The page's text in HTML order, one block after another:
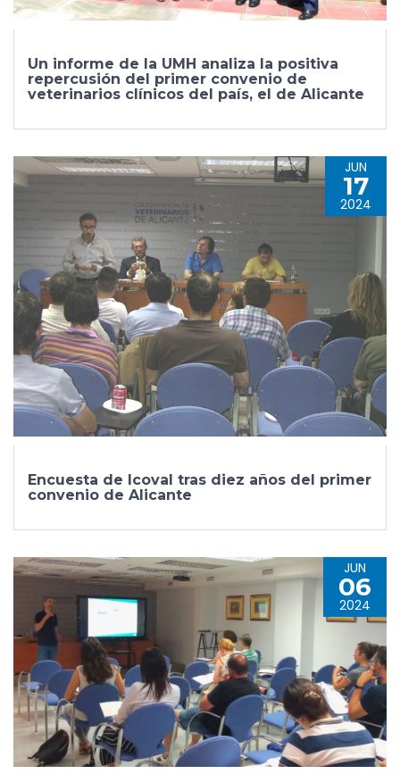
Un informe de la UMH analiza la positiva
repercusión del primer convenio de
veterinarios clínicos del país, el de Alicante
JUN
17
2024
Encuesta de Icoval tras diez años del primer
convenio de Alicante
JUN
06
2024